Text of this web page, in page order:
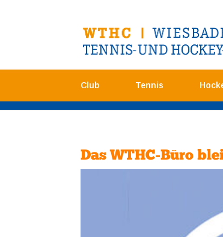
Club Tennis
Das WTHC-Büro